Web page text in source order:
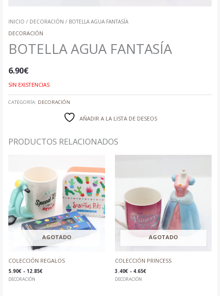
INICIO / DECORACIÓN / BOTELLA AGUA FANTASÍA
DECORACIÓN
BOTELLA AGUA FANTASÍA
6.90€
SIN EXISTENCIAS
CATEGORÍA: DECORACIÓN
AÑADIR A LA LISTA DE DESEOS
PRODUCTOS RELACIONADOS
AGOTADO
COLECCIÓN REGALOS
5.90€ - 12.85€
PRECIOS:
5.90€
HASTA
12.85€
DECORACIÓN
AGOTADO
COLECCIÓN PRINCESS
3.40€ - 4.65€
RANGO
HASTA
4.65€
DECORACIÓN